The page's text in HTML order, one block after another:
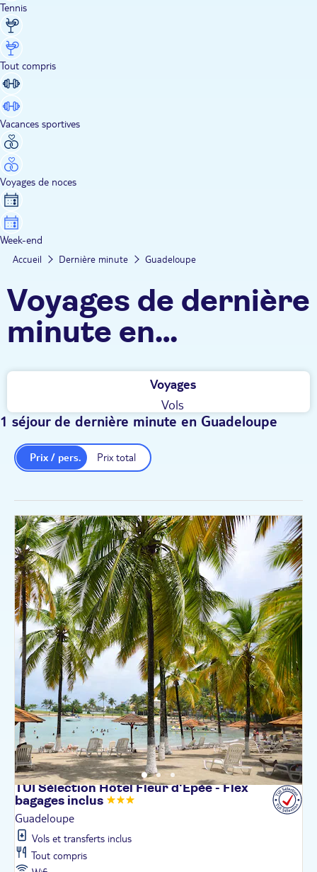
Tennis
Tout compris
Vacances sportives
Voyages de noces
Week-end
Accueil Dernière minute Guadeloupe
Voyages de dernière
minute en
Guadeloupe TUI
Voyages
Vols
1 séjour de dernière minute en Guadeloupe
Prix total
Prix / pers.
TUI Sélection Hôtel Fleur d'Épée - Flex
bagages inclus
Guadeloupe
Vols et transferts inclus
Tout compris